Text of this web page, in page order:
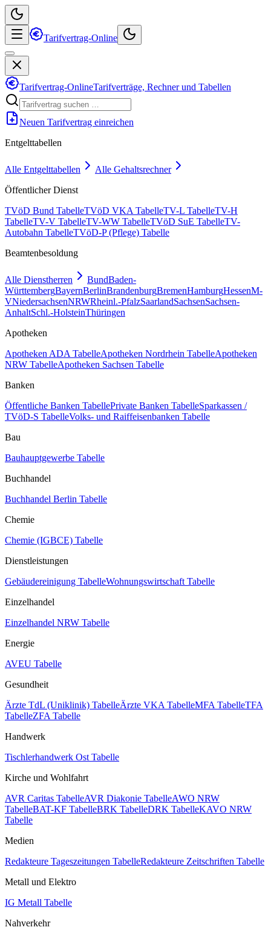
Tarifvertrag-Online
Tarifvertrag-OnlineTarifverträge, Rechner und Tabellen
Neuen Tarifvertrag einreichen
Entgelttabellen
Alle Entgelttabellen
Alle Gehaltsrechner
Öffentlicher Dienst
TVöD Bund TabelleTVöD VKA TabelleTV-L TabelleTV-H
TabelleTV-V TabelleTV-WW TabelleTVöD SuE TabelleTV-
Autobahn TabelleTVöD-P (Pflege) Tabelle
Beamtenbesoldung
Alle Dienstherren BundBaden-
WürttembergBayernBerlinBrandenburgBremenHamburgHessenM-
VNiedersachsenNRWRheinl.-PfalzSaarlandSachsenSachsen-
AnhaltSchl.-HolsteinThüringen
Apotheken
Apotheken ADA TabelleApotheken Nordrhein TabelleApotheken
NRW TabelleApotheken Sachsen Tabelle
Banken
Öffentliche Banken TabellePrivate Banken TabelleSparkassen /
TVöD-S TabelleVolks- und Raiffeisenbanken Tabelle
Bau
Bauhauptgewerbe Tabelle
Buchhandel
Buchhandel Berlin Tabelle
Chemie
Chemie (IGBCE) Tabelle
Dienstleistungen
Gebäudereinigung TabelleWohnungswirtschaft Tabelle
Einzelhandel
Einzelhandel NRW Tabelle
Energie
AVEU Tabelle
Gesundheit
Ärzte TdL (Uniklinik) TabelleÄrzte VKA TabelleMFA TabelleTFA
TabelleZFA Tabelle
Handwerk
Tischlerhandwerk Ost Tabelle
Kirche und Wohlfahrt
AVR Caritas TabelleAVR Diakonie TabelleAWO NRW
TabelleBAT-KF TabelleBRK TabelleDRK TabelleKAVO NRW
Tabelle
Medien
Redakteure Tageszeitungen TabelleRedakteure Zeitschriften Tabelle
Metall und Elektro
IG Metall Tabelle
Nahverkehr